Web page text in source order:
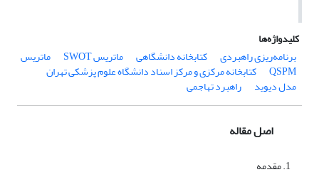
کلیدواژه‌ها
برنامه‌ریزی راهبردی
کتابخانه دانشگاهی ماتریس SWOT ماتریس
QSPM کتابخانه مرکزی و مرکز اسناد دانشگاه علوم پزشکی تهران
مدل دیوید راهبرد تهاجمی
اصل مقاله
1. مقدمه